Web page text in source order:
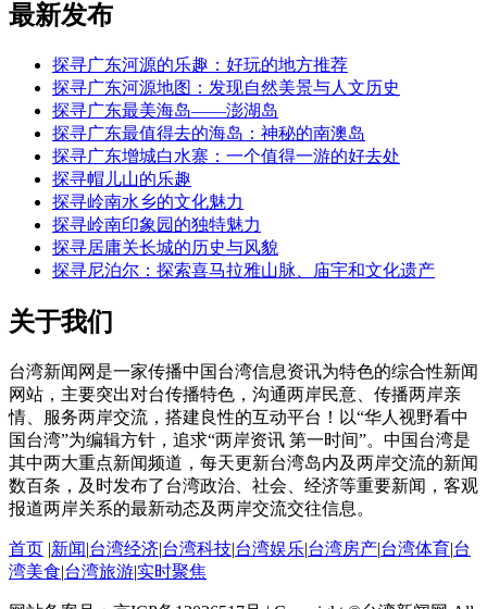
最新发布
探寻广东河源的乐趣：好玩的地方推荐
探寻广东河源地图：发现自然美景与人文历史
探寻广东最美海岛——澎湖岛
探寻广东最值得去的海岛：神秘的南澳岛
探寻广东增城白水寨：一个值得一游的好去处
探寻帽儿山的乐趣
探寻岭南水乡的文化魅力
探寻岭南印象园的独特魅力
探寻居庸关长城的历史与风貌
探寻尼泊尔：探索喜马拉雅山脉、庙宇和文化遗产
关于我们
台湾新闻网是一家传播中国台湾信息资讯为特色的综合性新闻
网站，主要突出对台传播特色，沟通两岸民意、传播两岸亲
情、服务两岸交流，搭建良性的互动平台！以“华人视野看中
国台湾”为编辑方针，追求“两岸资讯 第一时间”。中国台湾是
其中两大重点新闻频道，每天更新台湾岛内及两岸交流的新闻
数百条，及时发布了台湾政治、社会、经济等重要新闻，客观
报道两岸关系的最新动态及两岸交流交往信息。
首页 |新闻|台湾经济|台湾科技|台湾娱乐|台湾房产|台湾体育|台
湾美食|台湾旅游|实时聚焦